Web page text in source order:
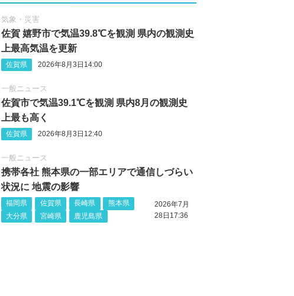
気象・災害
佐賀 嬉野市で気温39.8℃を観測 県内の観測史
上最高気温を更新
佐賀県 2026年8月3日14:00
一般ニュース
佐賀市で気温39.1℃を観測 県内8月の観測史
上最も高く
佐賀県 2026年8月3日12:40
一般ニュース
携帯各社 熊本県の一部エリアで通信しづらい
状況に 地震の影響
福岡県 佐賀県 長崎県
熊本県
大分県
宮崎県 鹿児島県
2026年7月
28日17:36